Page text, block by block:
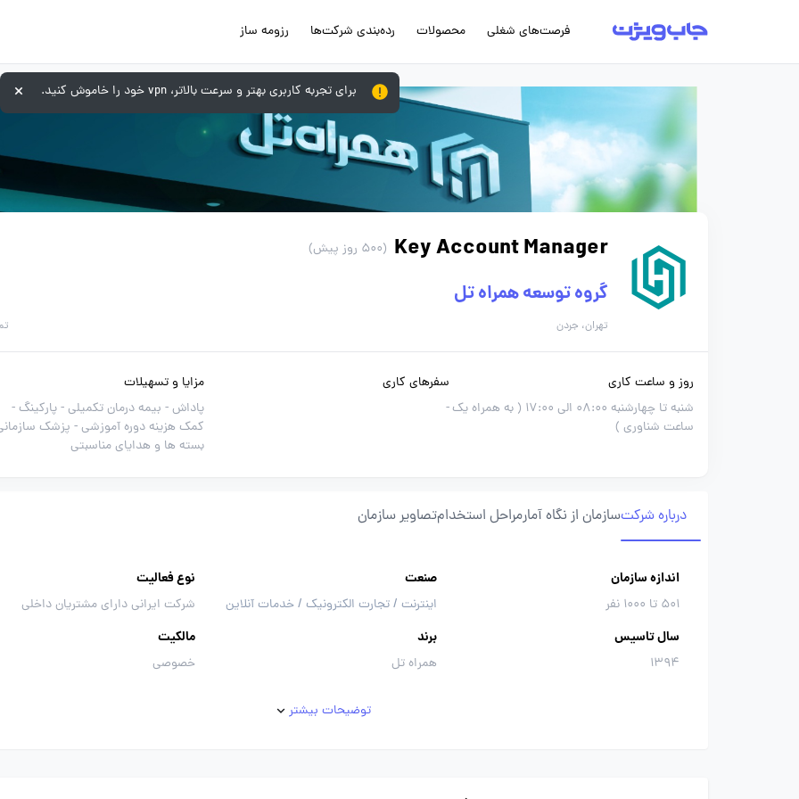
فرصت‌های شغلی محصولات رده‌بندی شرکت‌ها رزومه ساز
Key Account Manager (500 روز پیش)
گروه توسعه همراه تل
تهران، جردن
روز و ساعت کاری
شنبه تا چهارشنبه 08:00 الی 17:00 ( به همراه یک
ساعت شناوری )
سفرهای کاری
-
مزایا و تسهیلات
پاداش - بیمه درمان تکمیلی - پارکینگ -
کمک هزینه دوره آموزشی - پزشک
بسته ها و هدایای مناسبتی
درباره شرکتسازمان از نگاه آمارمراحل استخدامتصاویر سازمان
اندازه سازمان
501 تا 1000 نفر
صنعت
اینترنت / تجارت الکترونیک / خدمات آنلاین
نوع فعالیت
شرکت ایرانی دارای مشتریان داخلی
سال تاسیس
1394
برند
همراه تل
مالکیت
خصوصی
توضیحات بیشتر
برای تجربه کاربری بهتر و سرعت بالاتر، vpn خود را خاموش کنید.